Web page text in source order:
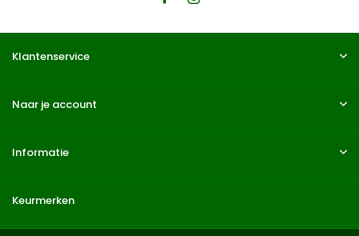
Klantenservice
Naar je account
Informatie
Keurmerken